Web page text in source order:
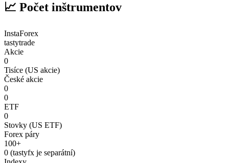
📈 Počet inštrumentov
InstaForex
tastytrade
Akcie
0
Tisíce (US akcie)
České akcie
0
0
ETF
0
Stovky (US ETF)
Forex páry
100+
0 (tastyfx je separátní)